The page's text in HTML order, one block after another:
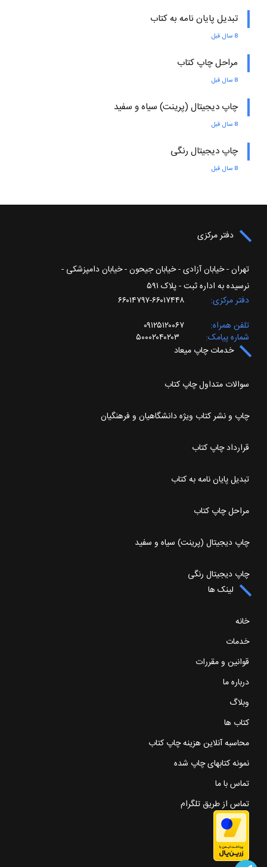
تبدیل پایان نامه به کتاب
8 سال قبل
مراحل چاپ کتاب
8 سال قبل
چاپ دیجیتال (پرینت) سیاه و سفید
8 سال قبل
چاپ دیجیتال رنگی
8 سال قبل
دفتر مرکزی
تهران - خیابان آزادی - خیابان جیحون - خیابان دامپزشکی -
نرسیده به اداره ثبت - پلاک ۵۹۱
دفتر مرکزی
۶۶۰۱۷۴۴۸-۶۶۰۱۴۷۹۷
تلفن همراه
۰۹۱۲۵۱۲۰۰۶۷
شماره پیامک
۵۰۰۰۲۰۴۰۲۰۳
خدمات چاپ میعاد
سوالات متداول چاپ کتاب
چاپ و نشر کتاب ویژه دانشگاهیان و فرهنگیان
قرارداد چاپ کتاب
تبدیل پایان نامه به کتاب
مراحل چاپ کتاب
چاپ دیجیتال (پرینت) سیاه و سفید
چاپ دیجیتال رنگی
لینک ها
خانه
خدمات
قوانین و مقررات
درباره ما
وبلاگ
کتاب ها
محاسبه آنلاین هزینه چاپ کتاب
نمونه کتابهای چاپ شده
تماس با ما
تماس از طریق تلگرام